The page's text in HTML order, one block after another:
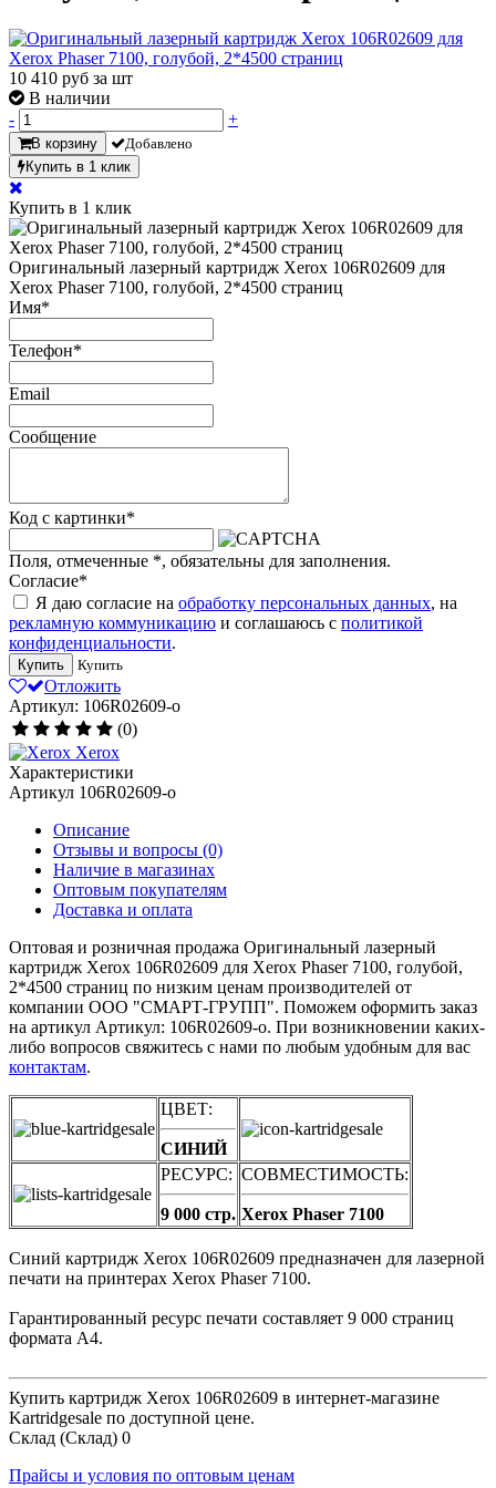
10 410 руб за шт
В наличии
-
+
В корзину
Добавлено
Купить в 1 клик
Купить в 1 клик
Оригинальный лазерный картридж Xerox 106R02609 для
Xerox Phaser 7100, голубой, 2*4500 страниц
Имя*
Телефон*
Email
Сообщение
Код с картинки*
Поля, отмеченные *, обязательны для заполнения.
Согласие*
Я даю согласие на обработку персональных данных, на
рекламную коммуникацию и соглашаюсь с политикой
конфиденциальности.
Купить Купить
Отложить
Артикул: 106R02609-o
(0)
Xerox
Характеристики
Артикул 106R02609-o
Описание
Отзывы и вопросы (0)
Наличие в магазинах
Оптовым покупателям
Доставка и оплата
Оптовая и розничная продажа Оригинальный лазерный
картридж Xerox 106R02609 для Xerox Phaser 7100, голубой,
2*4500 страниц по низким ценам производителей от
компании ООО "СМАРТ-ГРУПП". Поможем оформить заказ
на артикул Артикул: 106R02609-o. При возникновении каких-
либо вопросов свяжитесь с нами по любым удобным для вас
контактам.
ЦВЕТ:
СИНИЙ
РЕСУРС:
9 000 стр.
СОВМЕСТИМОСТЬ:
Xerox Phaser 7100
Синий картридж Xerox 106R02609 предназначен для лазерной
печати на принтерах Xerox Phaser 7100.
Гарантированный ресурс печати составляет 9 000 страниц
формата А4.
Купить картридж Xerox 106R02609 в интернет-магазине
Kartridgesale по доступной цене.
Склад (Склад) 0
Прайсы и условия по оптовым ценам